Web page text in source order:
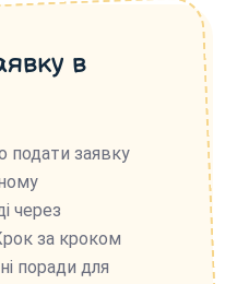
в
подати заявку
через
за кроком
поради для